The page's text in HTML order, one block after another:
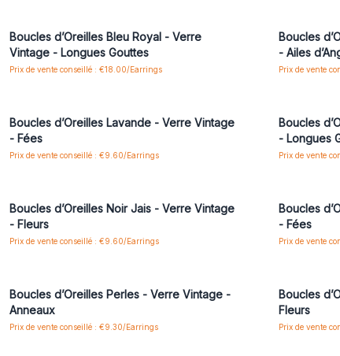
Boucles d’Oreilles Bleu Royal - Verre
Vintage - Longues Gouttes
Prix de vente conseillé : €18.00/Earrings
Boucles
- Ailes
Prix de vente
Boucles d’Oreilles Lavande - Verre Vintage
- Fées
Prix de vente conseillé : €9.60/Earrings
Boucles
- Longues
Prix de vente
Boucles d’Oreilles Noir Jais - Verre Vintage
- Fleurs
Prix de vente conseillé : €9.60/Earrings
Boucles
- Fées
Prix de vente
Boucles d’Oreilles Perles - Verre Vintage -
Anneaux
Prix de vente conseillé : €9.30/Earrings
Boucles
Fleurs
Prix de vente